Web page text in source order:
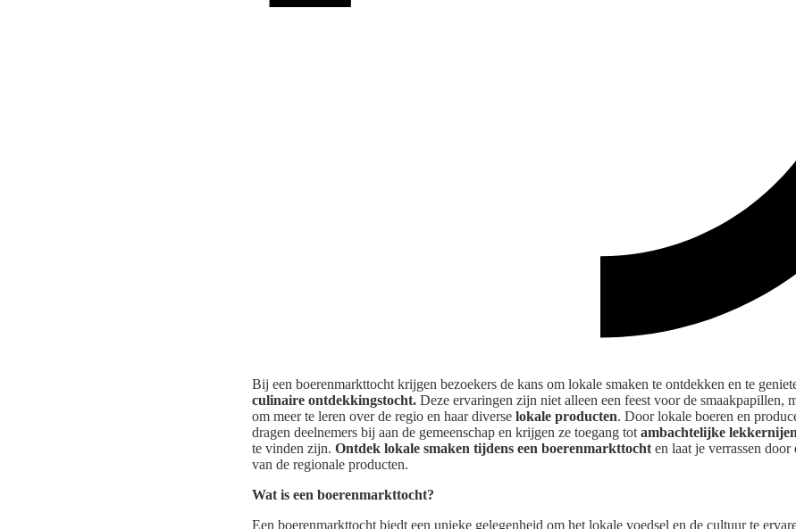
Bij een boerenmarkttocht krijgen bezoekers de kans om lokale smaken te ontdekken en te
culinaire ontdekkingstocht. Deze ervaringen zijn niet alleen een feest voor de smaakpapillen,
om meer te leren over de regio en haar diverse lokale producten. Door lokale boeren en
dragen deelnemers bij aan de gemeenschap en krijgen ze toegang tot ambachtelijke lekkernijen
te vinden zijn. Ontdek lokale smaken tijdens een boerenmarkttocht en laat je verrassen
van de regionale producten.
Wat is een boerenmarkttocht?
Een boerenmarkttocht biedt een unieke gelegenheid om het lokale voedsel en de cultuur te